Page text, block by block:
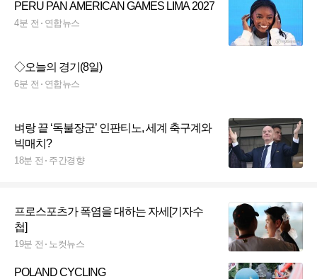
PERU PAN AMERICAN GAMES LIMA 2027
4분 전 연합뉴스
◇오늘의 경기(8일)
6분 전 연합뉴스
벼랑 끝 ‘독불장군’ 인판티노, 세계 축구계와
빅매치?
18분 전 주간경향
프로스포츠가 폭염을 대하는 자세[기자수
첩]
19분 전 노컷뉴스
POLAND CYCLING